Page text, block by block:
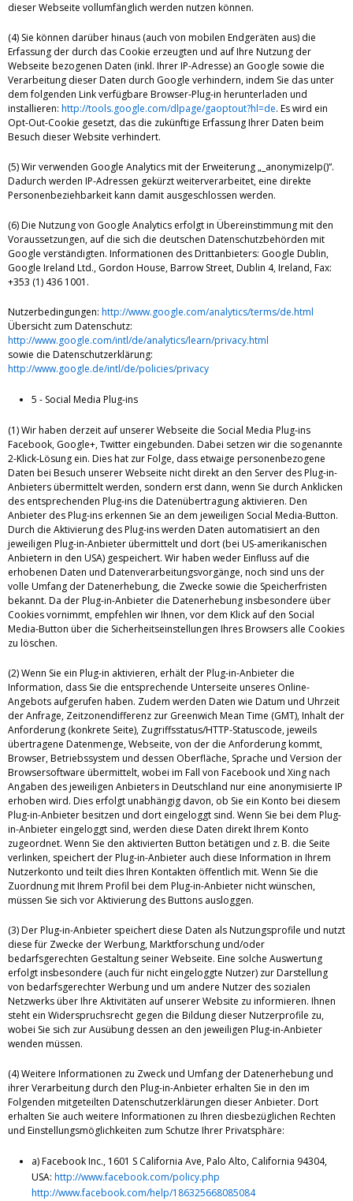
dieser Webseite vollumfänglich werden nutzen können.
(4) Sie können darüber hinaus (auch von mobilen Endgeräten aus) die
Erfassung der durch das Cookie erzeugten und auf Ihre Nutzung der
Webseite bezogenen Daten (inkl. Ihrer IP-Adresse) an Google sowie die
Verarbeitung dieser Daten durch Google verhindern, indem Sie das unter
dem folgenden Link verfügbare Browser-Plug-in herunterladen und
installieren: http://tools.google.com/dlpage/gaoptout?hl=de. Es wird ein
Opt-Out-Cookie gesetzt, das die zukünftige Erfassung Ihrer Daten beim
Besuch dieser Website verhindert.
(5) Wir verwenden Google Analytics mit der Erweiterung „_anonymizeIp()“.
Dadurch werden IP-Adressen gekürzt weiterverarbeitet, eine direkte
Personenbeziehbarkeit kann damit ausgeschlossen werden.
(6) Die Nutzung von Google Analytics erfolgt in Übereinstimmung mit den
Voraussetzungen, auf die sich die deutschen Datenschutzbehörden mit
Google verständigten. Informationen des Drittanbieters: Google Dublin,
Google Ireland Ltd., Gordon House, Barrow Street, Dublin 4, Ireland, Fax:
+353 (1) 436 1001.
Nutzerbedingungen: http://www.google.com/analytics/terms/de.html
Übersicht zum Datenschutz:
http://www.google.com/intl/de/analytics/learn/privacy.html
sowie die Datenschutzerklärung:
http://www.google.de/intl/de/policies/privacy
5 - Social Media Plug-ins
(1) Wir haben derzeit auf unserer Webseite die Social Media Plug-ins
Facebook, Google+, Twitter eingebunden. Dabei setzen wir die sogenannte
2-Klick-Lösung ein. Dies hat zur Folge, dass etwaige personenbezogene
Daten bei Besuch unserer Webseite nicht direkt an den Server des Plug-in-
Anbieters übermittelt werden, sondern erst dann, wenn Sie durch Anklicken
des entsprechenden Plug-ins die Datenübertragung aktivieren. Den
Anbieter des Plug-ins erkennen Sie an dem jeweiligen Social Media-Button.
Durch die Aktivierung des Plug-ins werden Daten automatisiert an den
jeweiligen Plug-in-Anbieter übermittelt und dort (bei US-amerikanischen
Anbietern in den USA) gespeichert. Wir haben weder Einfluss auf die
erhobenen Daten und Datenverarbeitungsvorgänge, noch sind uns der
volle Umfang der Datenerhebung, die Zwecke sowie die Speicherfristen
bekannt. Da der Plug-in-Anbieter die Datenerhebung insbesondere über
Cookies vornimmt, empfehlen wir Ihnen, vor dem Klick auf den Social
Media-Button über die Sicherheitseinstellungen Ihres Browsers alle Cookies
zu löschen.
(2) Wenn Sie ein Plug-in aktivieren, erhält der Plug-in-Anbieter die
Information, dass Sie die entsprechende Unterseite unseres Online-
Angebots aufgerufen haben. Zudem werden Daten wie Datum und Uhrzeit
der Anfrage, Zeitzonendifferenz zur Greenwich Mean Time (GMT), Inhalt der
Anforderung (konkrete Seite), Zugriffsstatus/HTTP-Statuscode, jeweils
übertragene Datenmenge, Webseite, von der die Anforderung kommt,
Browser, Betriebssystem und dessen Oberfläche, Sprache und Version der
Browsersoftware übermittelt, wobei im Fall von Facebook und Xing nach
Angaben des jeweiligen Anbieters in Deutschland nur eine anonymisierte IP
erhoben wird. Dies erfolgt unabhängig davon, ob Sie ein Konto bei diesem
Plug-in-Anbieter besitzen und dort eingeloggt sind. Wenn Sie bei dem Plug-
in-Anbieter eingeloggt sind, werden diese Daten direkt Ihrem Konto
zugeordnet. Wenn Sie den aktivierten Button betätigen und z. B. die Seite
verlinken, speichert der Plug-in-Anbieter auch diese Information in Ihrem
Nutzerkonto und teilt dies Ihren Kontakten öffentlich mit. Wenn Sie die
Zuordnung mit Ihrem Profil bei dem Plug-in-Anbieter nicht wünschen,
müssen Sie sich vor Aktivierung des Buttons ausloggen.
(3) Der Plug-in-Anbieter speichert diese Daten als Nutzungsprofile und nutzt
diese für Zwecke der Werbung, Marktforschung und/oder
bedarfsgerechten Gestaltung seiner Webseite. Eine solche Auswertung
erfolgt insbesondere (auch für nicht eingeloggte Nutzer) zur Darstellung
von bedarfsgerechter Werbung und um andere Nutzer des sozialen
Netzwerks über Ihre Aktivitäten auf unserer Website zu informieren. Ihnen
steht ein Widerspruchsrecht gegen die Bildung dieser Nutzerprofile zu,
wobei Sie sich zur Ausübung dessen an den jeweiligen Plug-in-Anbieter
wenden müssen.
(4) Weitere Informationen zu Zweck und Umfang der Datenerhebung und
ihrer Verarbeitung durch den Plug-in-Anbieter erhalten Sie in den im
Folgenden mitgeteilten Datenschutzerklärungen dieser Anbieter. Dort
erhalten Sie auch weitere Informationen zu Ihren diesbezüglichen Rechten
und Einstellungsmöglichkeiten zum Schutze Ihrer Privatsphäre:
a) Facebook Inc., 1601 S California Ave, Palo Alto, California 94304,
USA: http://www.facebook.com/policy.php
http://www.facebook.com/help/186325668085084